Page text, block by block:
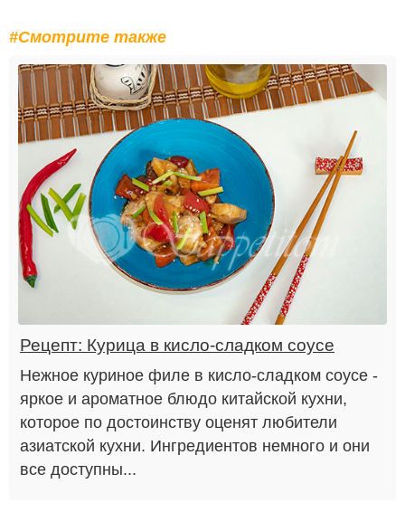
#Смотрите также
Рецепт: Курица в кисло-сладком соусе
Нежное куриное филе в кисло-сладком соусе -
яркое и ароматное блюдо китайской кухни,
которое по достоинству оценят любители
азиатской кухни. Ингредиентов немного и они
все доступны...